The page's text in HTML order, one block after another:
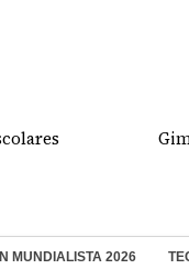
MUNDIALISTA 2026